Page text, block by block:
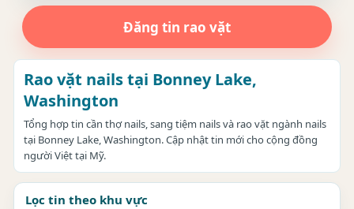
Đăng tin rao vặt
Rao vặt nails tại Bonney Lake,
Washington
Tổng hợp tin cần thợ nails, sang tiệm nails và rao vặt ngành nails
tại Bonney Lake, Washington. Cập nhật tin mới cho cộng đồng
người Việt tại Mỹ.
Lọc tin theo khu vực